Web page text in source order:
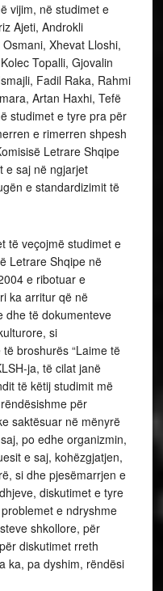
vijim, në studimet e
Ajeti, Androkli
Xhevat Lloshi,
Topalli, Gjovalin
Fadil Raka, Rahmi
Artan Haxhi, Tefë
studimet e tyre pra për
e rimerren shpesh
Letrare Shqipe
e saj në ngjarjet
e standardizimit të
të veçojmë studimet e
Letrare Shqipe në
e ribotuar e
ka arritur që në
dhe të dokumenteve
si
broshurës “Laime të
ja, të cilat janë
të këtij studimit më
për
saktësuar në mënyrë
po edhe organizmin,
e saj, kohëzgjatjen,
si dhe pjesëmarrjen e
diskutimet e tyre
e ndryshme
shkollore, për
diskutimet rreth
ka, pa dyshim, rëndësi